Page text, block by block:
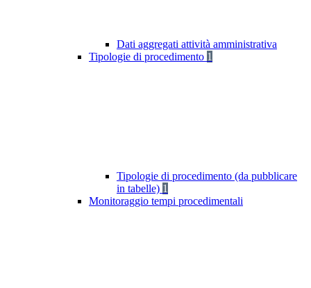
Dati aggregati attività amministrativa
Tipologie di procedimento 1
Tipologie di procedimento (da pubblicare
in tabelle) 1
Monitoraggio tempi procedimentali